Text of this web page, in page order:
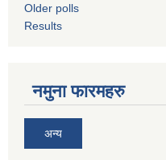
Older polls
Results
नमुना फारमहरु
अन्य